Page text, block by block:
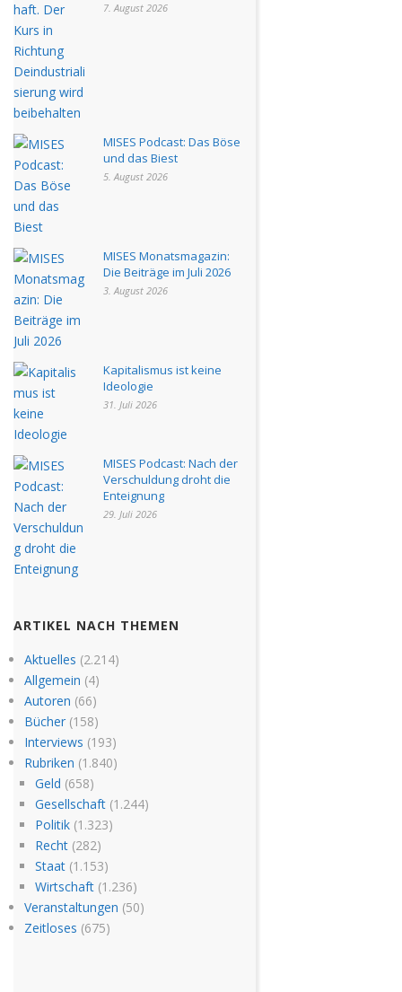
7. August 2026
MISES Podcast: Das Böse
und das Biest
5. August 2026
MISES Monatsmagazin:
Die Beiträge im Juli 2026
3. August 2026
Kapitalismus ist keine
Ideologie
31. Juli 2026
MISES Podcast: Nach der
Verschuldung droht die
Enteignung
29. Juli 2026
ARTIKEL NACH THEMEN
Aktuelles (2.214)
Allgemein (4)
Autoren (66)
Bücher(158)
Interviews (193)
Rubriken (1.840)
Geld (658)
Gesellschaft(1.244)
Politik(1.323)
Recht(282)
Staat(1.153)
Wirtschaft(1.236)
Veranstaltungen (50)
Zeitloses (675)